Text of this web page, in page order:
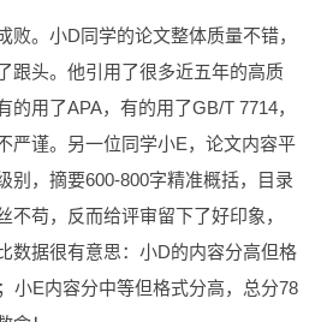
败。小D同学的论文整体质量不错，
跟头。他引用了很多近五年的高质
的用了APA，有的用了GB/T 7714，
严谨。另一位同学小E，论文内容平
别，摘要600-800字精准概括，目录
不苟，反而给评审留下了好印象，
数据很有意思：小D的内容分高但格
小E内容分中等但格式分高，总分78